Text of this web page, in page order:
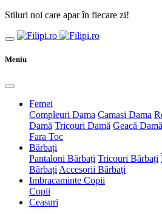
Stiluri noi care apar în fiecare zi!
Meniu
Femei
Compleuri Dama Camasi Dama
Damă Tricouri Damă Geacă Damă
Fara Toc
Bărbați
Pantaloni Bărbați Tricouri Bărbați
Bărbați Accesorii Bărbați
Imbracaminte Copii
Copii
Ceasuri